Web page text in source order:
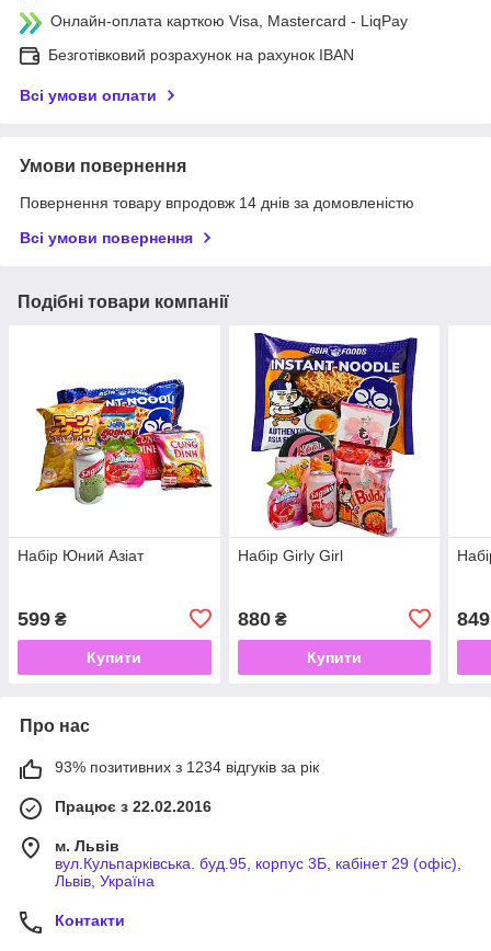
Онлайн-оплата карткою Visa, Mastercard - LiqPay
Безготівковий розрахунок на рахунок IBAN
Всі умови оплати
Умови повернення
Повернення товару впродовж 14 днів за домовленістю
Всі умови повернення
Подібні товари компанії
Набір Юний Азіат
599 ₴
Купити
Набір Girly Girl
880₴
Купити
849
Про нас
93% позитивних з 1234 відгуків за рік
Працює з 22.02.2016
м. Львів
вул.Кульпарківська. буд.95, корпус 3Б, кабінет 29 (офіс),
Львів, Україна
Контакти